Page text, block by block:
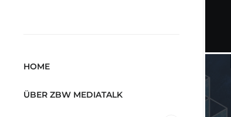
HOME
ÜBER ZBW MEDIATALK